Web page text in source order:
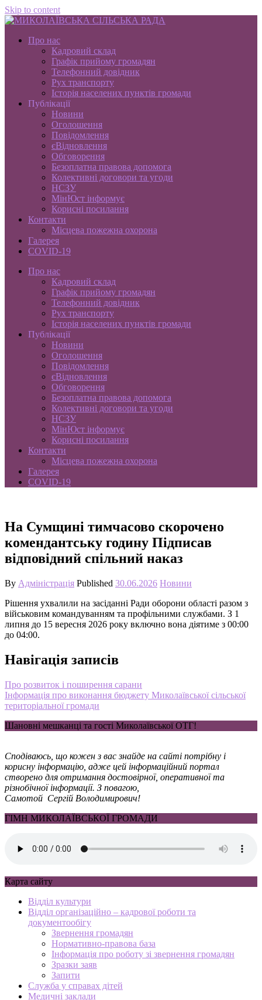
Skip to content
Про нас
Кадровий склад
Графік прийому громадян
Телефонний довідник
Рух транспорту
Історія населених пунктів громади
Публікації
Новини
Оголошення
Повідомлення
єВідновлення
Обговорення
Безоплатна правова допомога
Колективні договори та угоди
НСЗУ
МінЮст інформує
Корисні посилання
Контакти
Місцева пожежна охорона
Галерея
COVID-19
Про нас
Кадровий склад
Графік прийому громадян
Телефонний довідник
Рух транспорту
Історія населених пунктів громади
Публікації
Новини
Оголошення
Повідомлення
єВідновлення
Обговорення
Безоплатна правова допомога
Колективні договори та угоди
НСЗУ
МінЮст інформує
Корисні посилання
Контакти
Місцева пожежна охорона
Галерея
COVID-19
На Сумщині тимчасово скорочено
комендантську годину Підписав
відповідний спільний наказ
By Адміністрація Published 30.06.2026 Новини
Рішення ухвалили на засіданні Ради оборони області разом з
військовим командуванням та профільними службами. З 1
липня до 15 вересня 2026 року включно вона діятиме з 00:00
до 04:00.
Навігація записів
Про розвиток і поширення сарани
Інформація про виконання бюджету Миколаївської сільської
територіальної громади
Шановні мешканці та гості Миколаївської ОТГ!
Сподіваюсь, що кожен з вас знайде на сайті потрібну і
корисну інформацію, адже цей інформаційний портал
створено для отримання достовірної, оперативної та
різнобічної інформації. З повагою,
Самотой Сергій Володимирович!
ГІМН МИКОЛАЇВСЬКОЇ ГРОМАДИ
Карта сайту
Відділ культури
Відділ організаційно – кадрової роботи та
документообігу
Звернення громадян
Нормативно-правова база
Інформація про роботу зі звернення громадян
Зразки заяв
Запити
Служба у справах дітей
Медичні заклади